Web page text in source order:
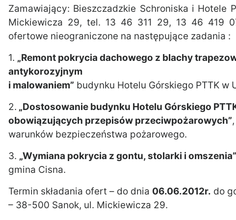
Zamawiający: Bieszczadzkie Schroniska i Hotele
Mickiewicza 29, tel. 13 46 311 29, 13 46 419
ofertowe nieograniczone na następujące zadania :
1. „Remont pokrycia dachowego z blachy
antykorozyjnym
i malowaniem” budynku Hotelu Górskiego PTTK w
2. „Dostosowanie budynku Hotelu Górskiego
obowiązujących przepisów przeciwpożarowych”
warunków bezpieczeństwa pożarowego.
3. „Wymiana pokrycia z gontu, stolarki i omszenia”
gmina Cisna.
Termin składania ofert – do dnia 06.06.2012r. do
– 38-500 Sanok, ul. Mickiewicza 29.